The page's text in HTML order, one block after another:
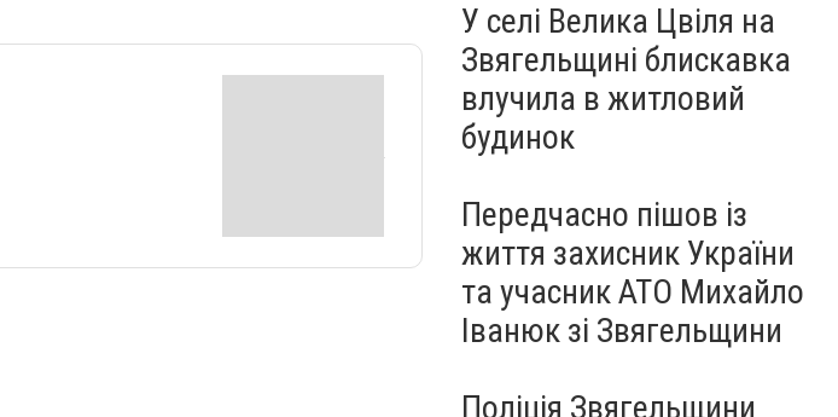
У селі Велика Цвіля на
Звягельщині блискавка
влучила в житловий
будинок
Передчасно пішов із
життя захисник України
та учасник АТО Михайло
Іванюк зі Звягельщини
Поліція Звягельщини